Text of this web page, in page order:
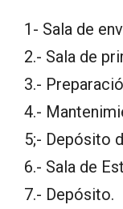
1- Sala de
2.- Sala de
3.-
4.-
5;- Depósito
6.- Sala de
7.- Depósito.